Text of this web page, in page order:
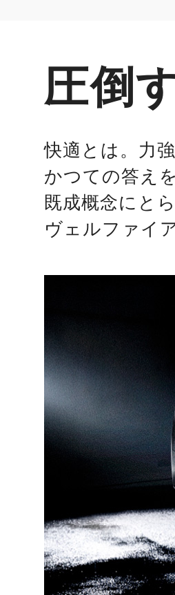
圧倒
快適とは。力
かつての答え
既成概念にと
ヴェルファイ